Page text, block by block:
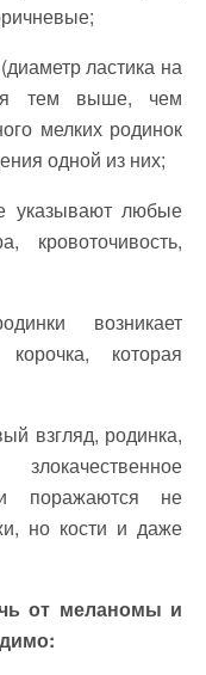
ластика на
тем выше, чем
мелких родинок
одной из них;
указывают любые
кровоточивость,
возникает
корочка, которая
взгляд, родинка,
поражаются не
но кости и даже
от меланомы и